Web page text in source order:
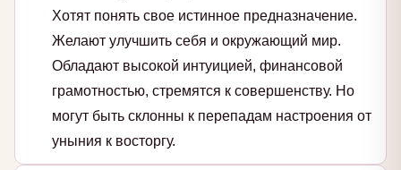
Хотят понять свое истинное предназначение.
Желают улучшить себя и окружающий мир.
Обладают высокой интуицией, финансовой
грамотностью, стремятся к совершенству. Но
могут быть склонны к перепадам настроения от
уныния к восторгу.